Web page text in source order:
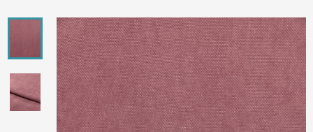
Акции
Проекты
О нас